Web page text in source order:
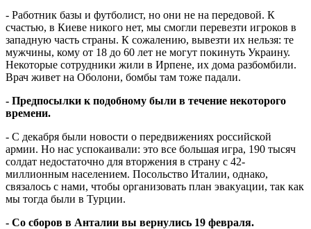
- Работник базы и футболист, но они не на передовой. К
счастью, в Киеве никого нет, мы смогли перевезти игроков в
западную часть страны. К сожалению, вывезти их нельзя: те
мужчины, кому от 18 до 60 лет не могут покинуть Украину.
Некоторые сотрудники жили в Ирпене, их дома разбомбили.
Врач живет на Оболони, бомбы там тоже падали.
- Предпосылки к подобному были в течение некоторого
времени.
- С декабря были новости о передвижениях российской
армии. Но нас успокаивали: это все большая игра, 190 тысяч
солдат недостаточно для вторжения в страну с 42-
миллионным населением. Посольство Италии, однако,
связалось с нами, чтобы организовать план эвакуации, так как
мы тогда были в Турции.
- Со сборов в Анталии вы вернулись 19 февраля.